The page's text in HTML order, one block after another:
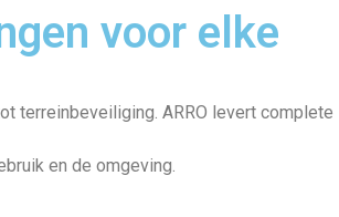
voor elke
terreinbeveiliging. ARRO levert complete
en de omgeving.